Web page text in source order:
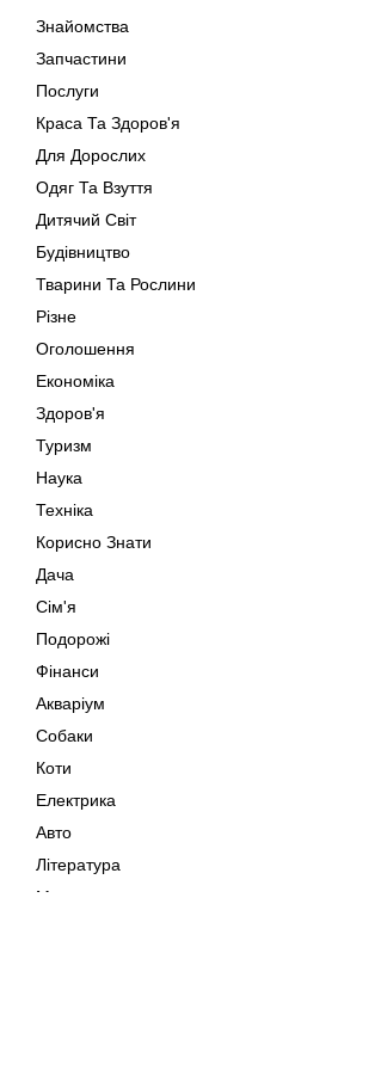
Знайомства
Запчастини
Послуги
Краса Та Здоров'я
Для Дорослих
Одяг Та Взуття
Дитячий Світ
Будівництво
Тварини Та Рослини
Різне
Оголошення
Економіка
Здоров'я
Туризм
Наука
Техніка
Корисно Знати
Дача
Сім'я
Подорожі
Фінанси
Акваріум
Собаки
Коти
Електрика
Авто
Література
Музика